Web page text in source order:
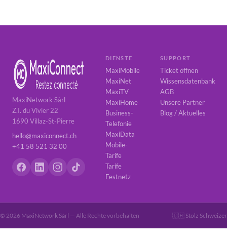
MaxiNetwork Sàrl
Z.I. du Vivier 22
1690 Villaz-St-Pierre
hello@maxiconnect.ch
+41 58 521 32 00
DIENSTE
MaxiMobile
MaxiNet
MaxiTV
MaxiHome
Business-
Telefonie
MaxiData
Mobile-
Tarife
Tarife
Festnetz
SUPPORT
Ticket öffnen
Wissensdatenbank
AGB
Unsere Partner
Blog / Aktuelles
© 2026 MaxiNetwork Sàrl — Alle Rechte vorbehalten 🇨🇭 Stolz Schweizer